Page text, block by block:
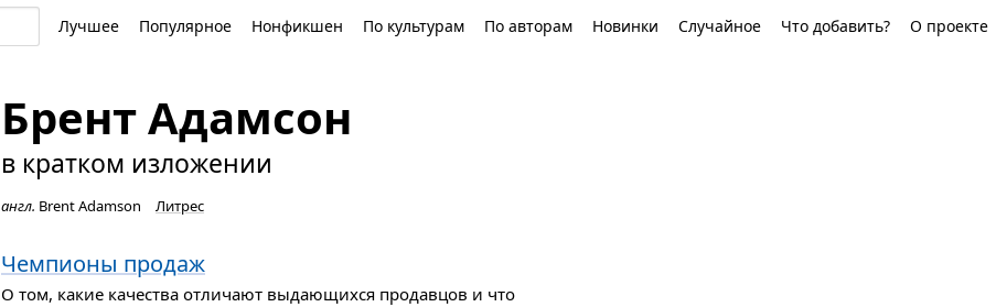
Лучшее Популярное Нонфикшен По культурам По авторам Новинки Случайное Что добавить? О проекте
Брент Адамсон
в кратком изложении
англ. Brent Adamson Литрес
Чемпионы продаж
О том, какие качества отличают выдающихся продавцов и что